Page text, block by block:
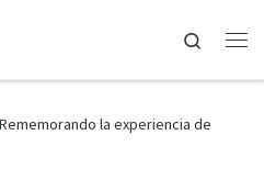
Search
Rememorando la experiencia de